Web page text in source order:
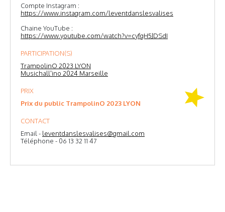
Compte Instagram :
https://www.instagram.com/leventdanslesvalises
Chaine YouTube :
https://www.youtube.com/watch?v=cyfgH5JDSdI
PARTICIPATION(S)
TrampolinO 2023 LYON
Musichall'ino 2024 Marseille
PRIX
Prix du public TrampolinO 2023 LYON
CONTACT
Email - leventdanslesvalises@gmail.com
Téléphone - 06 13 32 11 47